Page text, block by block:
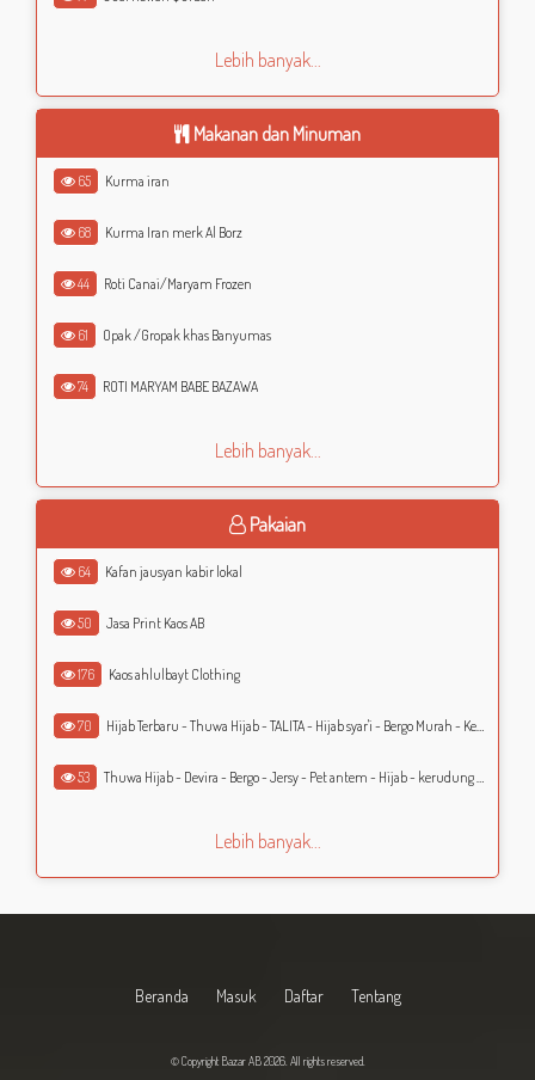
Lebih banyak...
Makanan dan Minuman
65 Kurma iran
68 Kurma Iran merk Al Borz
44 Roti Canai/Maryam Frozen
61 Opak /Gropak khas Banyumas
74 ROTI MARYAM BABE BAZAWA
Lebih banyak...
Pakaian
64 Kafan jausyan kabir lokal
50 Jasa Print Kaos AB
176 Kaos ahlulbayt Clothing
70 Hijab Terbaru - Thuwa Hijab - TALITA - Hijab syar'i - Bergo Murah - Kerudung Murah - Jilbab Murah
53 Thuwa Hijab - Devira - Bergo - Jersy - Pet antem - Hijab - kerudung - Jilbab
Lebih banyak...
Beranda Masuk Daftar Tentang
© Copyright Bazar AB 2026. All rights reserved.